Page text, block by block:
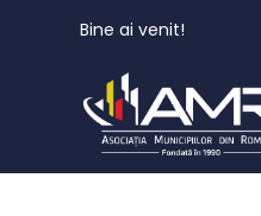
Bine ai venit!